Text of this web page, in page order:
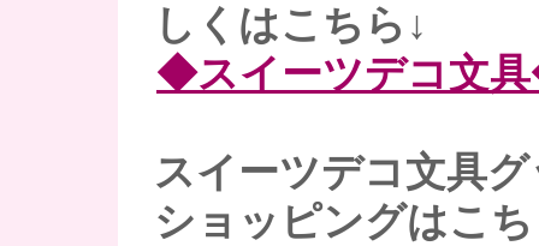
しくはこちら↓
◆スイーツデコ文
スイーツデコ文具
ショッピングはこ